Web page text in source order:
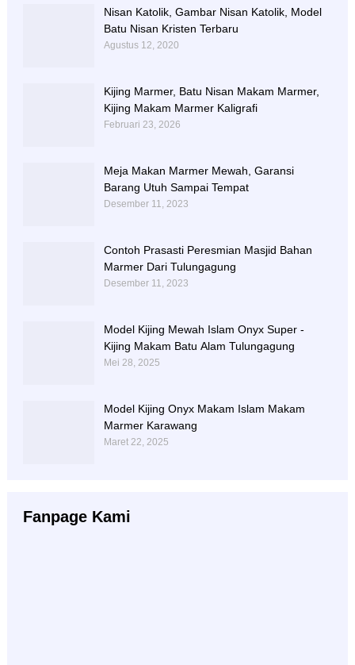
Nisan Katolik, Gambar Nisan Katolik, Model
Batu Nisan Kristen Terbaru
Agustus 12, 2020
Kijing Marmer, Batu Nisan Makam Marmer,
Kijing Makam Marmer Kaligrafi
Februari 23, 2026
Meja Makan Marmer Mewah, Garansi
Barang Utuh Sampai Tempat
Desember 11, 2023
Contoh Prasasti Peresmian Masjid Bahan
Marmer Dari Tulungagung
Desember 11, 2023
Model Kijing Mewah Islam Onyx Super -
Kijing Makam Batu Alam Tulungagung
Mei 28, 2025
Model Kijing Onyx Makam Islam Makam
Marmer Karawang
Maret 22, 2025
Fanpage Kami